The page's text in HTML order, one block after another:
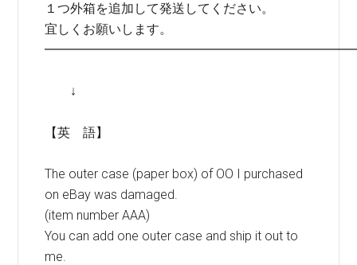
１つ外箱を追加して発送してください。
宜しくお願いします。
↓
【英 語】
The outer case (paper box) of OO I purchased
on eBay was damaged.
(item number AAA)
You can add one outer case and ship it out to
me.